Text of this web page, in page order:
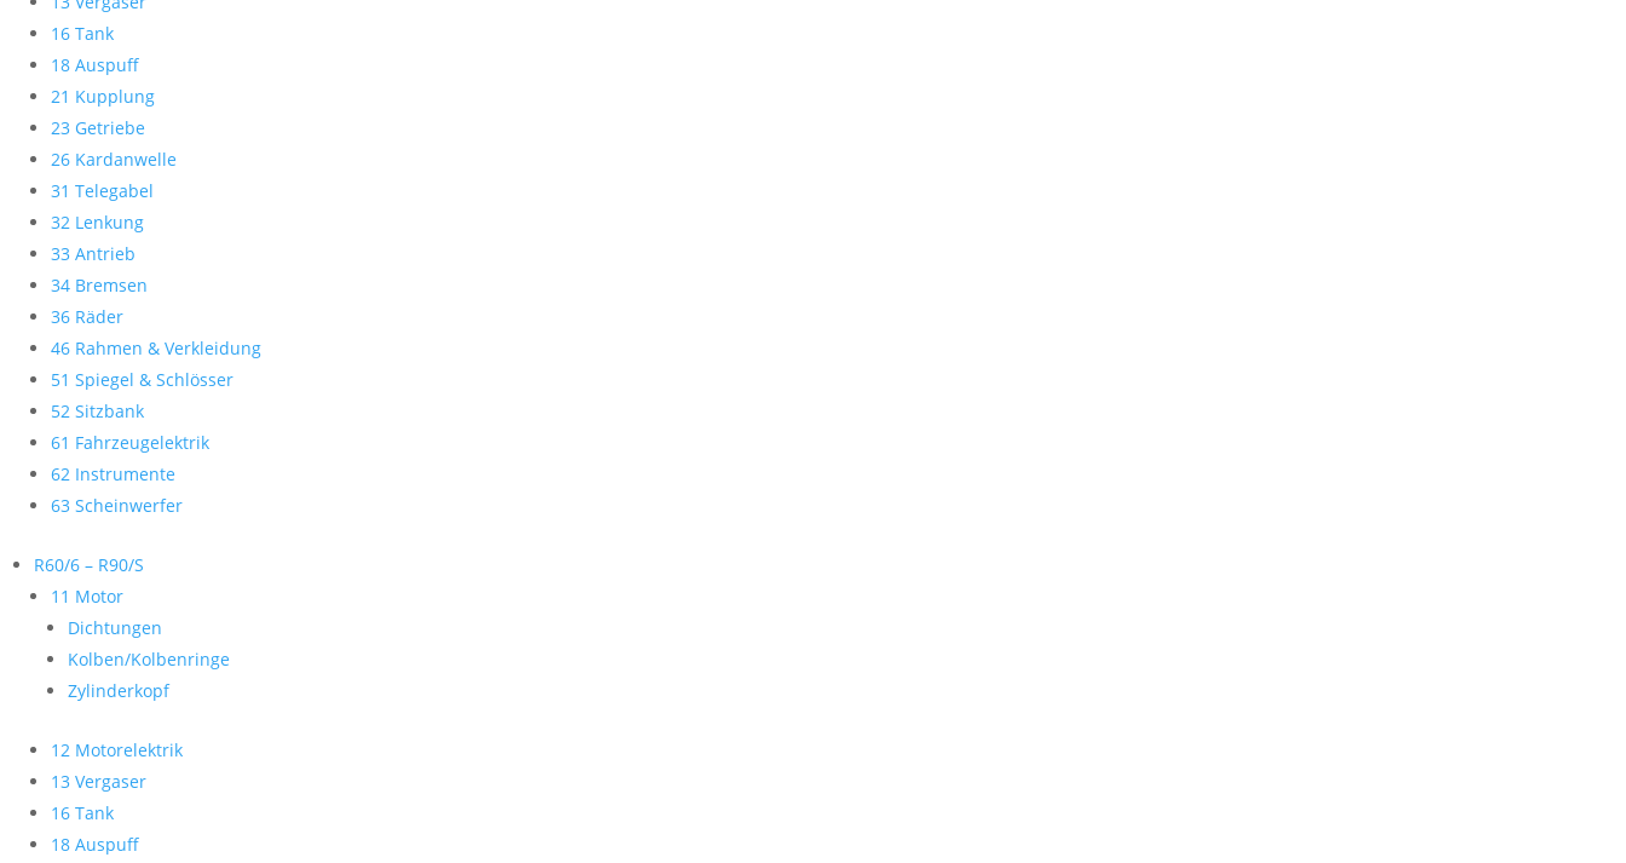
16 Tank
18 Auspuff
21 Kupplung
23 Getriebe
26 Kardanwelle
31 Telegabel
32 Lenkung
33 Antrieb
34 Bremsen
36 Räder
46 Rahmen & Verkleidung
51 Spiegel & Schlösser
52 Sitzbank
61 Fahrzeugelektrik
62 Instrumente
63 Scheinwerfer
R60/6 – R90/S
11 Motor
Dichtungen
Kolben/Kolbenringe
Zylinderkopf
12 Motorelektrik
13 Vergaser
16 Tank
18 Auspuff